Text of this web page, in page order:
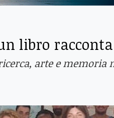
libro
arte e